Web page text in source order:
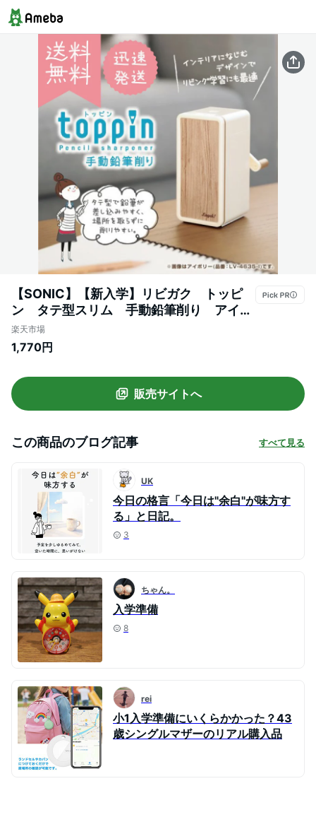
【SONIC】【新入学】リビガク トッピ
ン タテ型スリム 手動鉛筆削り アイボ
リー LV-4635-I | 文具 文房具 オフィス用
品 事務用品 日用品 ステーショナリー 業務
楽天市場
1,770円
販売サイトへ
この商品のブログ記事 すべて見る
UK
今日の格言「今日は"余白"が味方す
る」と日記。
3
ちゃん。
入学準備
8
rei
小1入学準備にいくらかかった？43
歳シングルマザーのリアル購入品